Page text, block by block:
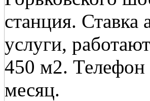
станция.
услуги,
450 м2. Телефон
месяц.